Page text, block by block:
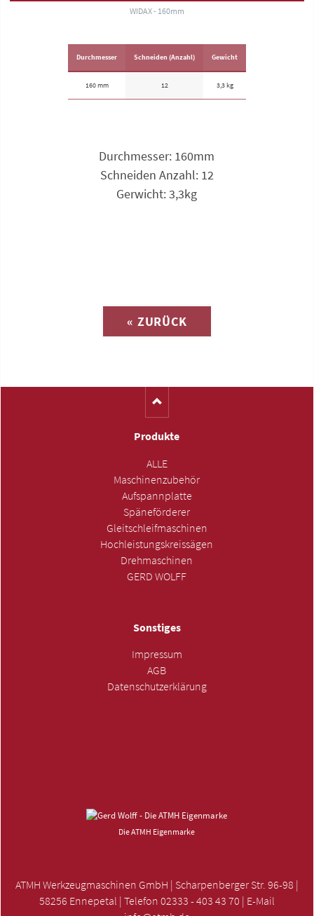
WIDAX - 160mm
Durchmesser
160 mm
Schneiden (Anzahl)
12
Gewicht
3,3 kg
Durchmesser: 160mm
Schneiden Anzahl: 12
Gerwicht: 3,3kg
« ZURÜCK
Produkte
ALLE
Maschinenzubehör
Aufspannplatte
Späneförderer
Gleitschleifmaschinen
Hochleistungskreissägen
Drehmaschinen
GERD WOLFF
Sonstiges
Impressum
AGB
Datenschutzerklärung
Die ATMH Eigenmarke
ATMH Werkzeugmaschinen GmbH | Scharpenberger Str. 96-98 |
58256 Ennepetal | Telefon 02333 - 403 43 70 | E-Mail